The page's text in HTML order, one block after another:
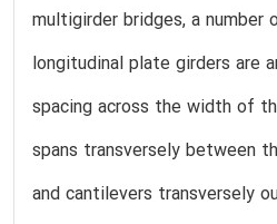
multigirder bridges, a number
longitudinal plate girders are
spacing across the width of
spans transversely between
and cantilevers transversely